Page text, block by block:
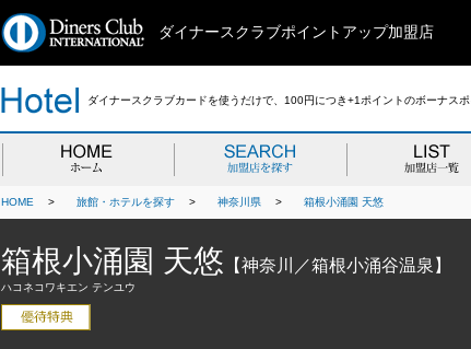
ダイナースクラブポイントアップ加盟店
ダイナースクラブカードを使うだけで、100円につき+1ポイントのボーナスポ
HOME > 旅館・ホテルを探す > 神奈川県 > 箱根小涌園 天悠
箱根小涌園 天悠 【神奈川／箱根小涌谷温泉】
ハコネコワキエン テンユウ